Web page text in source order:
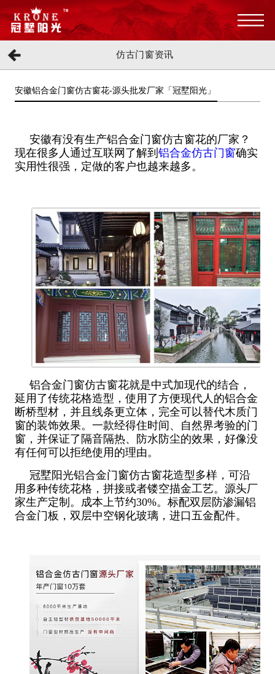
仿古门窗资讯
安徽铝合金门窗仿古窗花-源头批发厂家「冠墅阳光」
安徽有没有生产铝合金门窗仿古窗花的厂家？
现在很多人通过互联网了解到 铝合金仿古门窗确实
实用性很强，定做的客户也越来越多。
铝合金门窗仿古窗花就是中式加现代的结合，
延用了传统花格造型，使用了方便现代人的铝合金
断桥型材，并且线条更立体，完全可以替代木质门
窗的装饰效果。一款经得住时间、自然界考验的门
窗，并保证了隔音隔热、防水防尘的效果，好像没
有任何可以拒绝使用的理由。
冠墅阳光铝合金门窗仿古窗花造型多样，可沿
用多种传统花格，拼接或者镂空描金工艺。源头厂
家生产定制。成本上节约30%。标配双层防渗漏铝
合金门板，双层中空钢化玻璃，进口五金配件。